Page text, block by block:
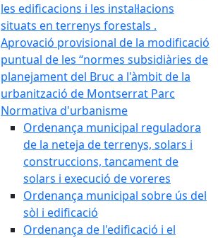
les edificacions i les instal·lacions
situats en terrenys forestals .
Aprovació provisional de la modificació
puntual de les “normes subsidiàries de
planejament del Bruc a l'àmbit de la
urbanització de Montserrat Parc
Normativa d'urbanisme
Ordenança municipal reguladora
de la neteja de terrenys, solars i
construccions, tancament de
solars i execució de voreres
Ordenança municipal sobre ús del
sòl i edificació
Ordenança de l'edificació i el